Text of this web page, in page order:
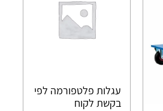
עגלות פלטפורמה לפי
בקשת לקוח